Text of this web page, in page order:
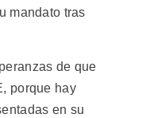
mandato tras
de que
porque hay
en su